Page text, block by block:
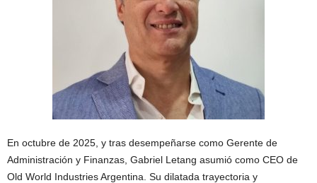
En octubre de 2025, y tras desempeñarse como Gerente de
Administración y Finanzas, Gabriel Letang asumió como CEO de
Old World Industries Argentina. Su dilatada trayectoria y